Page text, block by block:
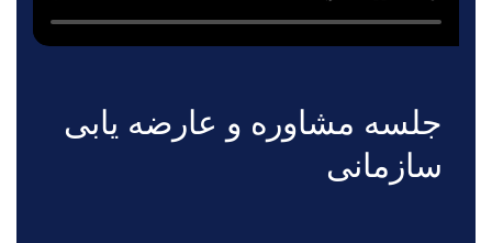
جلسه مشاوره و عارضه یابی
سازمانی